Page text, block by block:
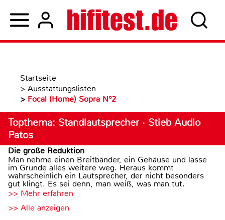
Startseite
> Ausstattungslisten
> Focal (Home) Sopra N°2
Topthema: Standlautsprecher · Stieb Audio
Patos
Die große Reduktion
Man nehme einen Breitbänder, ein Gehäuse und lasse
im Grunde alles weitere weg. Heraus kommt
wahrscheinlich ein Lautsprecher, der nicht besonders
gut klingt. Es sei denn, man weiß, was man tut.
>> Mehr erfahren
>> Alle anzeigen